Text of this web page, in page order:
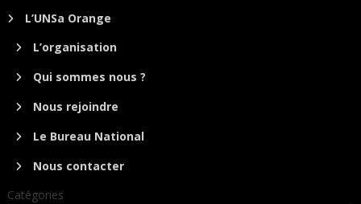
L’UNSa Orange
L’organisation
Qui sommes nous ?
Nous rejoindre
Le Bureau National
Nous contacter
Catégories